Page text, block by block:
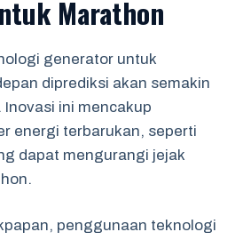
Marathon
generator untuk
diprediksi akan semakin
ini mencakup
energi terbarukan, seperti
dapat mengurangi jejak
penggunaan teknologi